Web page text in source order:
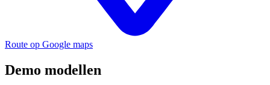
Route op Google maps
Demo modellen